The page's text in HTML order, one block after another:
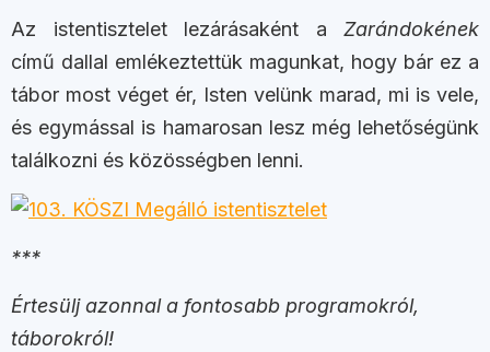
Az istentisztelet lezárásaként a Zarándokének
című dallal emlékeztettük magunkat, hogy bár ez a
tábor most véget ér, Isten velünk marad, mi is vele,
és egymással is hamarosan lesz még lehetőségünk
találkozni és közösségben lenni.
***
Értesülj azonnal a fontosabb programokról,
táborokról!